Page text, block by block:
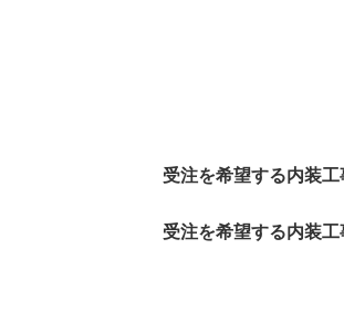
受注を希望する内装
受注を希望する内装工